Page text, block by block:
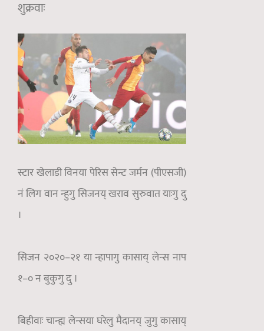
शुक्रवाः
स्टार खेलाडी विनया पेरिस सेन्ट जर्मन (पीएसजी)
नं लिग वान न्हुगु सिजनय् खराव सुरुवात याःगु दु
।
सिजन २०२०–२१ या न्हापागु कासाय् लेन्स नाप
१–० न बुकुगु दु ।
बिहीवाः चान्ह्य लेन्सया घरेलु मैदानय् जुगु कासाय्